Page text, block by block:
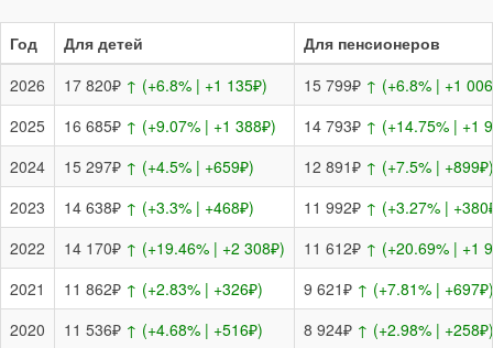
Год Для детей
Для пенсионеров
2026
17 820₽ ↑ (+6.8% | +1 135₽) 15 799₽ ↑ (+6.8% | +1
2025
16 685₽ ↑ (+9.07% | +1 388₽) 14 793₽ ↑ (+14.75% | +1
2024
15 297₽ ↑ (+4.5% | +659₽) 12 891₽ ↑ (+7.5% | +899₽)
2023
14 638₽ ↑ (+3.3% | +468₽) 11 992₽ ↑ (+3.27% |
2022
14 170₽ ↑ (+19.46% | +2 308₽) 11 612₽ ↑ (+20.69% | +1
2021
11 862₽ ↑ (+2.83% | +326₽) 9 621₽ ↑ (+7.81% | +697₽)
2020
11 536₽ ↑ (+4.68% | +516₽) 8 924₽ ↑ (+2.98% | +258₽)